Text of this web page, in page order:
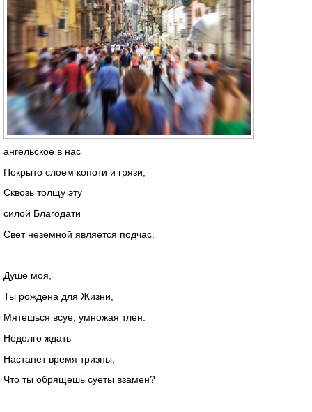
ангельское в нас
Покрыто слоем копоти и грязи,
Сквозь толщу эту
силой Благодати
Свет неземной является подчас.
Душе моя,
Ты рождена для Жизни,
Мятешься всуе, умножая тлен.
Недолго ждать –
Настанет время тризны,
Что ты обрящешь суеты взамен?